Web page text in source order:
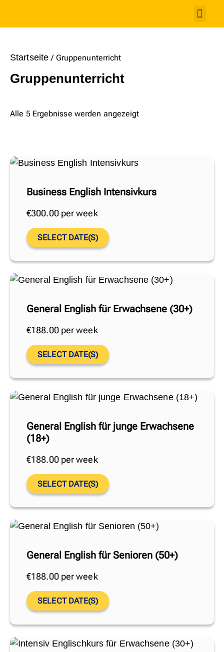
Startseite Gruppenunterricht
Gruppenunterricht
Alle 5 Ergebnisse werden angezeigt
Business English Intensivkurs
€300.00per week
SELECT DATE(S)
General English für Erwachsene (30+)
€188.00per week
SELECT DATE(S)
General English für junge Erwachsene
(18+)
€188.00per week
SELECT DATE(S)
General English für Senioren (50+)
€188.00per week
SELECT DATE(S)